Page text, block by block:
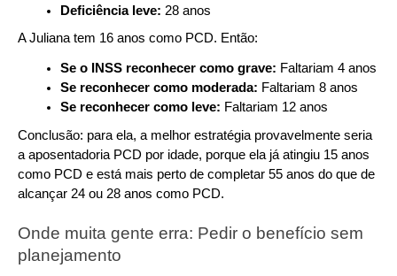
Deficiência leve: 28 anos
A Juliana tem 16 anos como PCD. Então:
Se o INSS reconhecer como grave: Faltariam 4 anos
Se reconhecer como moderada: Faltariam 8 anos
Se reconhecer como leve: Faltariam 12 anos
Conclusão: para ela, a melhor estratégia provavelmente seria
a aposentadoria PCD por idade, porque ela já atingiu 15 anos
como PCD e está mais perto de completar 55 anos do que de
alcançar 24 ou 28 anos como PCD.
Onde muita gente erra: Pedir o benefício sem
planejamento